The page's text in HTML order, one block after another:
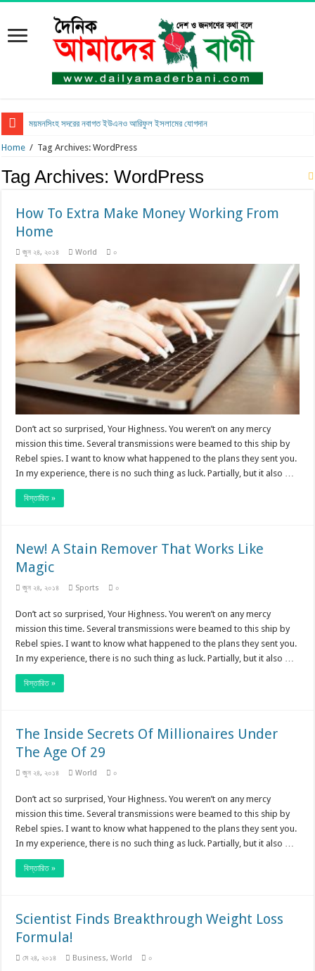
ময়মনসিংহ সদরের নবাগত ইউএনও আরিফুল ইসলামের যোগদান
Home / Tag Archives: WordPress
Tag Archives:WordPress
How To Extra Make Money Working From
Home
জুন ২৪, ২০১৪ World ০
Don’t act so surprised, Your Highness. You weren’t on any mercy
mission this time. Several transmissions were beamed to this ship by
Rebel spies. I want to know what happened to the plans they sent you.
In my experience, there is no such thing as luck. Partially, but it also …
বিস্তারিত »
New! A Stain Remover That Works Like
Magic
জুন ২৪, ২০১৪ Sports ০
Don’t act so surprised, Your Highness. You weren’t on any mercy
mission this time. Several transmissions were beamed to this ship by
Rebel spies. I want to know what happened to the plans they sent you.
In my experience, there is no such thing as luck. Partially, but it also …
বিস্তারিত »
The Inside Secrets Of Millionaires Under
The Age Of 29
জুন ২৪, ২০১৪ World ০
Don’t act so surprised, Your Highness. You weren’t on any mercy
mission this time. Several transmissions were beamed to this ship by
Rebel spies. I want to know what happened to the plans they sent you.
In my experience, there is no such thing as luck. Partially, but it also …
বিস্তারিত »
Scientist Finds Breakthrough Weight Loss
Formula!
মে ২৪, ২০১৪ Business,World ০